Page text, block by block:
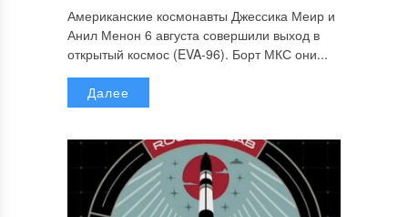
Американские космонавты Джессика Меир и
Анил Менон 6 августа совершили выход в
открытый космос (EVA-96). Борт МКС они...
Далее